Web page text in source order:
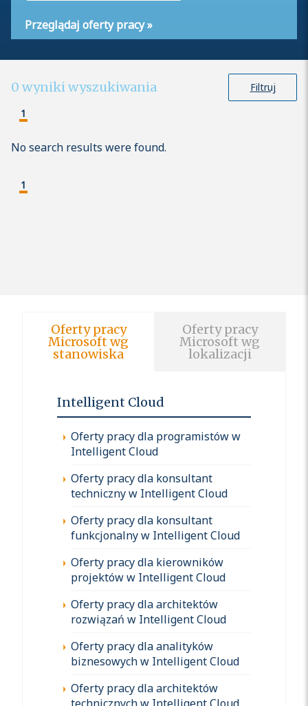
Przeglądaj oferty pracy»
0 wyniki wyszukiwania
Filtruj
1
No search results were found.
1
Oferty pracy
Microsoft wg
stanowiska
Oferty pracy
Microsoft wg
lokalizacji
Intelligent Cloud
Oferty pracy dla programistów w
Intelligent Cloud
Oferty pracy dla konsultant
techniczny w Intelligent Cloud
Oferty pracy dla konsultant
funkcjonalny w Intelligent Cloud
Oferty pracy dla kierowników
projektów w Intelligent Cloud
Oferty pracy dla architektów
rozwiązań w Intelligent Cloud
Oferty pracy dla analityków
biznesowych w Intelligent Cloud
Oferty pracy dla architektów